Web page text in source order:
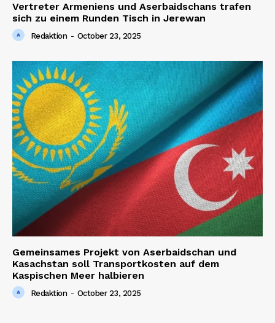
Vertreter Armeniens und Aserbaidschans trafen
sich zu einem Runden Tisch in Jerewan
Redaktion - October 23, 2025
Gemeinsames Projekt von Aserbaidschan und
Kasachstan soll Transportkosten auf dem
Kaspischen Meer halbieren
Redaktion - October 23, 2025